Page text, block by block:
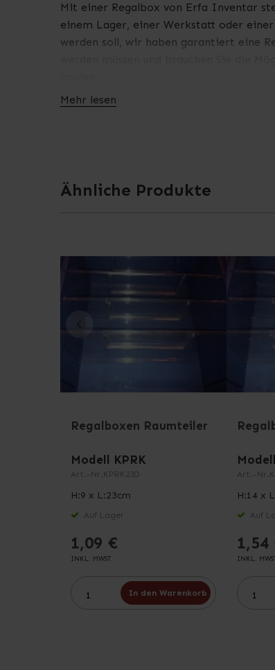
Mit einer Regalbox von Erfa Inventar
einem Lager, einer Werkstatt oder
werden soll, wir haben garantiert eine
Dieser Fachteiler verläuft über die
Weitere Informationen finden Sie auch
Mehr lesen
Ähnliche Produkte
Regalboxen Raumteiler
Modell KPRK
Art.-Nr. KPRK23D
H:9 x L:23cm
Auf Lager
1,09 €
INKL. MWST.
In den Warenkorb
Art.-Nr.
H:14 x
Auf
1,54
INKL.